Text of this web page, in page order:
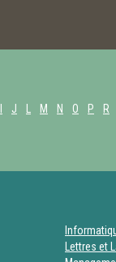
J M N O P R
Lettres et